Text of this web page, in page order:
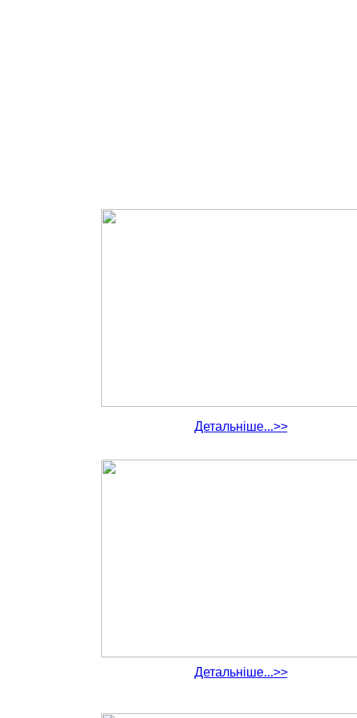
Детальніше...>>
Детальніше...>>